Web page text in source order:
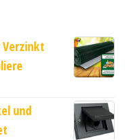
Verzinkt
und